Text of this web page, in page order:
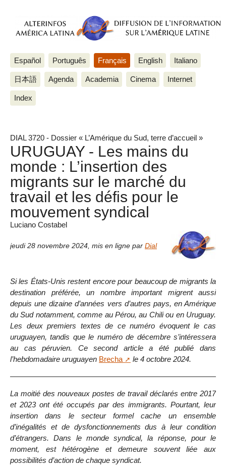
Español Português Français English Italiano
日本語 Agenda Academia Cinema Internet
Index
DIAL 3720 - Dossier « L’Amérique du Sud, terre d’accueil »
URUGUAY - Les mains du
monde : L’insertion des
migrants sur le marché du
travail et les défis pour le
mouvement syndical
Luciano Costabel
jeudi 28 novembre 2024 mis en ligne par Dial
Si les États-Unis restent encore pour beaucoup de migrants la
destination préférée, un nombre important migrent aussi
depuis une dizaine d’années vers d’autres pays, en Amérique
du Sud notamment, comme au Pérou, au Chili ou en Uruguay.
Les deux premiers textes de ce numéro évoquent le cas
uruguayen, tandis que le numéro de décembre s’intéressera
au cas péruvien. Ce second article a été publié dans
l’hebdomadaire uruguayen Brecha le 4 octobre 2024.
La moitié des nouveaux postes de travail déclarés entre 2017
et 2023 ont été occupés par des immigrants. Pourtant, leur
insertion dans le secteur formel cache un ensemble
d’inégalités et de dysfonctionnements dus à leur condition
d’étrangers. Dans le monde syndical, la réponse, pour le
moment, est hétérogène et demeure souvent liée aux
possibilités d’action de chaque syndicat.